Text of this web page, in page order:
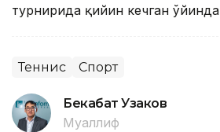
турнирида қийин кечган ўйинда
Теннис Спорт
Бекабат Узаков
Муаллиф